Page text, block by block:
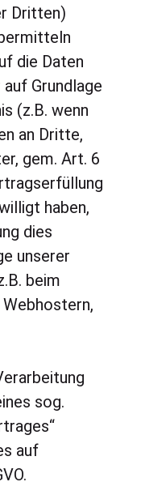
Dritten)
die Daten
Grundlage
(z.B. wenn
an Dritte,
gem. Art. 6
haben,
dies
unserer
beim
sog.
auf